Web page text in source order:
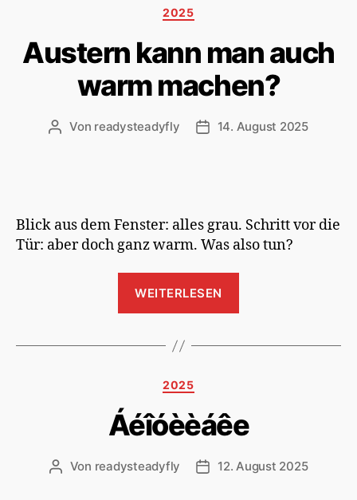
Kategorien
2025
Austern kann man auch
warm machen?
Beitragsautor
Von readysteadyfly Veröffentlichungsdatum
14. August 2025
Blick aus dem Fenster: alles grau. Schritt vor die
Tür: aber doch ganz warm. Was also tun?
WEITERLESEN
auch
Kategorien
2025
Áéîóèèáêe
Beitragsautor
Von readysteadyfly Veröffentlichungsdatum
12. August 2025